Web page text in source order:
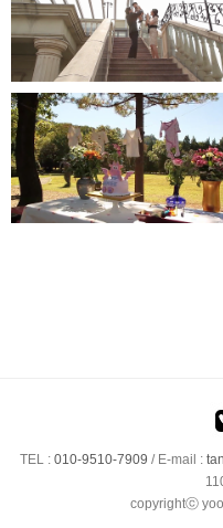
파티오나인
준비영상
TEL : 010-9510-7909 / E-mail :
copyrightⓒ